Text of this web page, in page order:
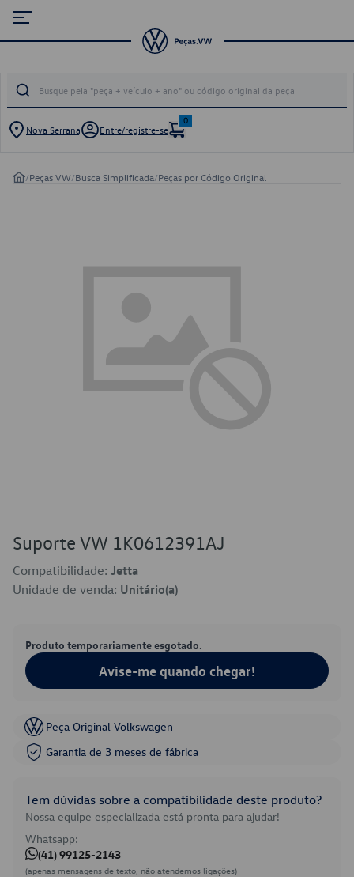
Nova Serrana Entre/registre-se
0
/Peças VW/Busca Simplificada/Peças por Código Original
Suporte VW 1K0612391AJ
Compatibilidade: Jetta
Unidade de venda: Unitário(a)
Produto temporariamente esgotado.
Avise-me quando chegar!
Peça Original Volkswagen
Garantia de 3 meses de fábrica
Tem dúvidas sobre a compatibilidade deste produto?
Nossa equipe especializada está pronta para ajudar!
Whatsapp:
(41) 99125-2143
(apenas mensagens de texto, não atendemos ligações)